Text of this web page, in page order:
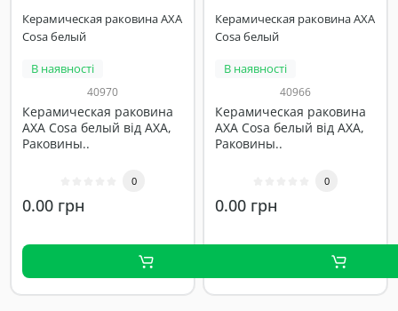
Керамическая раковина AXA
Cosa белый
В наявності
40970
Керамическая раковина
AXA Cosa белый від AXA,
Раковины..
0
0.00 грн
Керамическая раковина AXA
Cosa белый
В наявності
40966
Керамическая раковина
AXA Cosa белый від AXA,
Раковины..
0
0.00 грн